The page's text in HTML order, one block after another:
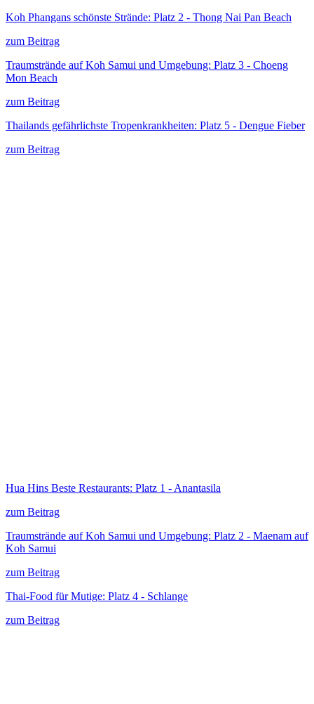
Koh Phangans schönste Strände: Platz 2 - Thong Nai Pan Beach
zum Beitrag
Traumstrände auf Koh Samui und Umgebung: Platz 3 - Choeng
Mon Beach
zum Beitrag
Thailands gefährlichste Tropenkrankheiten: Platz 5 - Dengue Fieber
zum Beitrag
Hua Hins Beste Restaurants: Platz 1 - Anantasila
zum Beitrag
Traumstrände auf Koh Samui und Umgebung: Platz 2 - Maenam auf
Koh Samui
zum Beitrag
Thai-Food für Mutige: Platz 4 - Schlange
zum Beitrag